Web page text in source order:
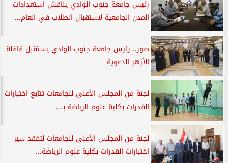
رئيس جامعة جنوب الوادي يناقش استعدادات
المدن الجامعية لاستقبال الطلاب في العام...
صور.. رئيس جامعة جنوب الوادي يستقبل قافلة
الأزهر الدعوية
لجنة من المجلس الأعلى للجامعات تتابع اختبارات
القدرات بكلية علوم الرياضة بـ...
لجنة من المجلس الأعلى للجامعات لتفقد سير
اختبارات القدرات بكلية علوم الرياضة...